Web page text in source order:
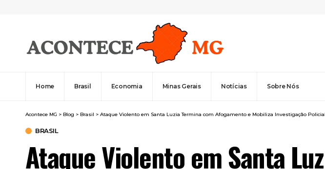
Home Brasil Economia Minas Gerais Notícias Sobre Nós
Acontece MG > Blog > Brasil > Ataque Violento em Santa Luzia Termina com Afogamento e Mobiliza Investigação Policial
BRASIL
Ataque Violento em Santa